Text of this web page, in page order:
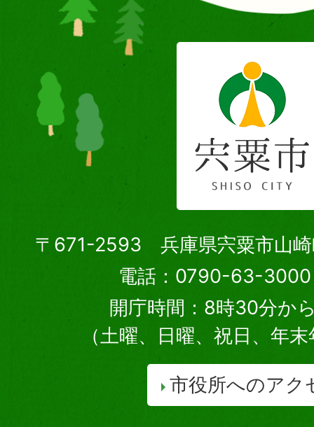
〒671-2593 兵庫県宍粟市山崎
電話：0790-63-3000
開庁時間：8時30分か
（土曜、日曜、祝日、年
市役所へのアク